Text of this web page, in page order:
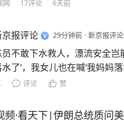
网 17评论 6天前
报评论 29分钟前 · 新京报评论
员不敢下水救人，漂流安全岂
了’，我女儿也在喊‘我妈妈
底，浙江温州本地人陈女士
也掉进了江里。她自付600元
评论 赞
频·看天下|伊朗总统质问